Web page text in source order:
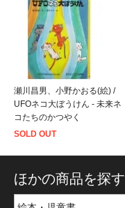
瀬川昌男、小野かおる(絵) /
UFOネコ大ぼうけん - 未来ネ
コたちのかつやく
SOLD OUT
ほかの商品を探す